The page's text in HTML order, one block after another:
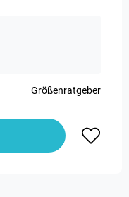
Größenratgeber